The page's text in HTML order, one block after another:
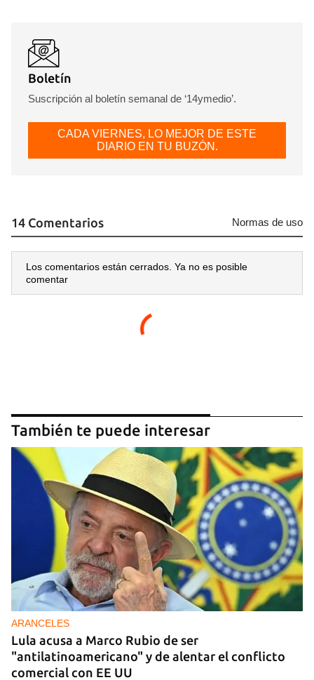
Boletín
Suscripción al boletín semanal de ‘14ymedio’.
CADA VIERNES, LO MEJOR DE ESTE
DIARIO EN TU BUZÓN.
14 Comentarios Normas de uso
Los comentarios están cerrados. Ya no es posible
comentar
También te puede interesar
ARANCELES
Lula acusa a Marco Rubio de ser
"antilatinoamericano" y de alentar el conflicto
comercial con EE UU